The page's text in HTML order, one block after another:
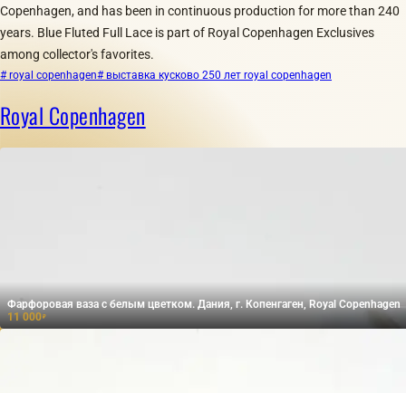
Copenhagen, and has been in continuous production for more than 240
years. Blue Fluted Full Lace is part of Royal Copenhagen Exclusives
among collector's favorites.
# royal copenhagen# выставка кусково 250 лет royal copenhagen
Royal Copenhagen
Фарфоровая ваза с белым цветком. Дания, г. Копенгаген, Royal Copenhagen
11 000₽